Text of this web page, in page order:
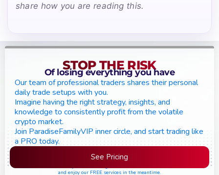
share how you are reading this.
STOP THE RISK
Of losing everything you have
Our team of professional traders shares their personal
daily trade setups with you.
Imagine having the right strategy, insights, and
knowledge to consistently profit from the volatile
crypto market.
Join ParadiseFamilyVIP inner circle, and start trading like
a PRO today.
See Pricing
and enjoy our FREE services in the meantime.